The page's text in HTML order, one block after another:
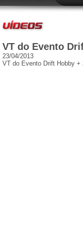
VT do Evento
23/04/2013
VT do Evento Drift Hobby +